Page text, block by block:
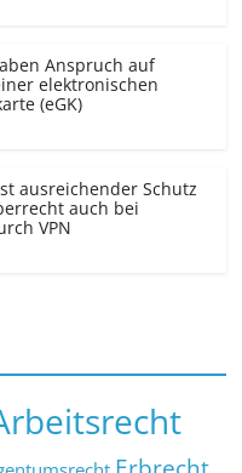
Anspruch auf
elektronischen
(eGK)
ausreichender Schutz
auch bei
VPN